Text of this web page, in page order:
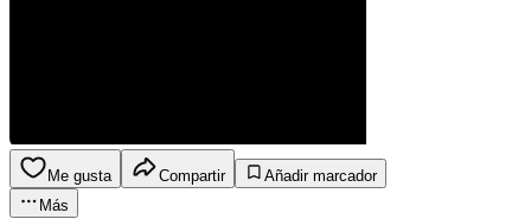
Me gusta Compartir
Añadir marcador
Más